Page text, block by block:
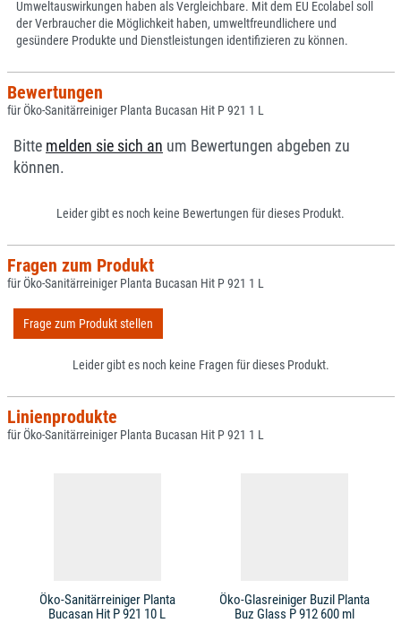
Umweltauswirkungen haben als Vergleichbare. Mit dem EU Ecolabel soll
der Verbraucher die Möglichkeit haben, umweltfreundlichere und
gesündere Produkte und Dienstleistungen identifizieren zu können.
Bewertungen
für Öko-Sanitärreiniger Planta Bucasan Hit P 921 1 L
Bitte melden sie sich an um Bewertungen abgeben zu
können.
Leider gibt es noch keine Bewertungen für dieses Produkt.
Fragen zum Produkt
für Öko-Sanitärreiniger Planta Bucasan Hit P 921 1 L
Frage zum Produkt stellen
Leider gibt es noch keine Fragen für dieses Produkt.
Linienprodukte
für Öko-Sanitärreiniger Planta Bucasan Hit P 921 1 L
Öko-Sanitärreiniger Planta
Bucasan Hit P 921 10 L
Öko-Glasreiniger Buzil Planta
Buz Glass P 912 600 ml